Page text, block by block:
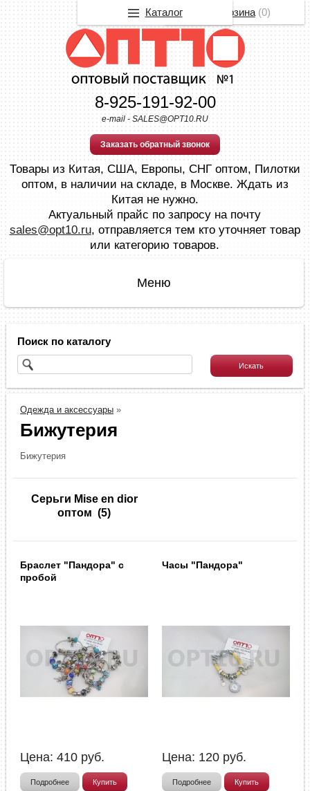
8-925-191-92-00
e-mail - SALES@OPT10.RU
Заказать обратный звонок
Товары из Китая, США, Европы, СНГ оптом, Пилотки
оптом, в наличии на складе, в Москве. Ждать из
Китая не нужно.
Актуальный прайс по запросу на почту
sales@opt10.ru, отправляется тем кто уточняет товар
или категорию товаров.
Поиск по каталогу
Одежда и аксессуары »
Бижутерия
Бижутерия
Серьги Mise en dior
оптом (5)
Браслет "Пандора" с
пробой
Цена:410 руб.
Подробнее Купить
Часы "Пандора"
Цена: 120 руб.
Подробнее Купить
Корзина(0)
Каталог